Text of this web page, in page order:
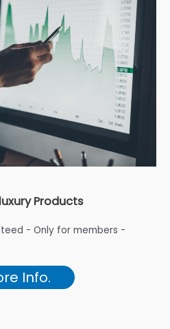
Products
- Only for members -
Info.